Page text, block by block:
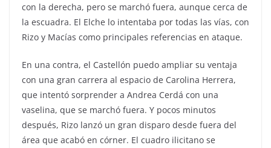
con la derecha, pero se marchó fuera, aunque cerca de
la escuadra. El Elche lo intentaba por todas las vías, con
Rizo y Macías como principales referencias en ataque.
En una contra, el Castellón puedo ampliar su ventaja
con una gran carrera al espacio de Carolina Herrera,
que intentó sorprender a Andrea Cerdá con una
vaselina, que se marchó fuera. Y pocos minutos
después, Rizo lanzó un gran disparo desde fuera del
área que acabó en córner. El cuadro ilicitano se